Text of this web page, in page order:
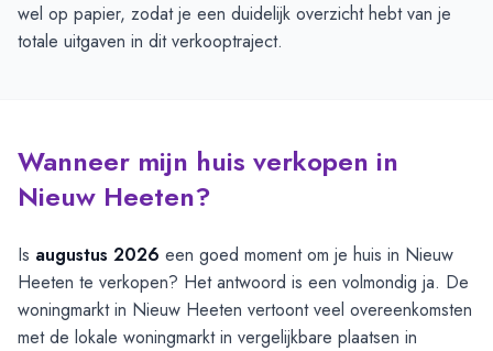
wel op papier, zodat je een duidelijk overzicht hebt van je
totale uitgaven in dit verkooptraject.
Wanneer mijn huis verkopen in
Nieuw Heeten?
Is augustus 2026 een goed moment om je huis in Nieuw
Heeten te verkopen? Het antwoord is een volmondig ja. De
woningmarkt in Nieuw Heeten vertoont veel overeenkomsten
met de lokale woningmarkt in vergelijkbare plaatsen in